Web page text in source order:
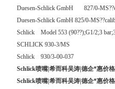
Duesen-Schlick GmbH 827/0-
Duesen-Schlick GmbH 825/0-
Schlick Model 553 (90??);G1/2;3
SCHLICK 930-3/MS
Schlick 930/3-00-037
Schlick喷嘴|希而科吴涛|德企*惠价
Schlick喷嘴|希而科吴涛|德企*惠价